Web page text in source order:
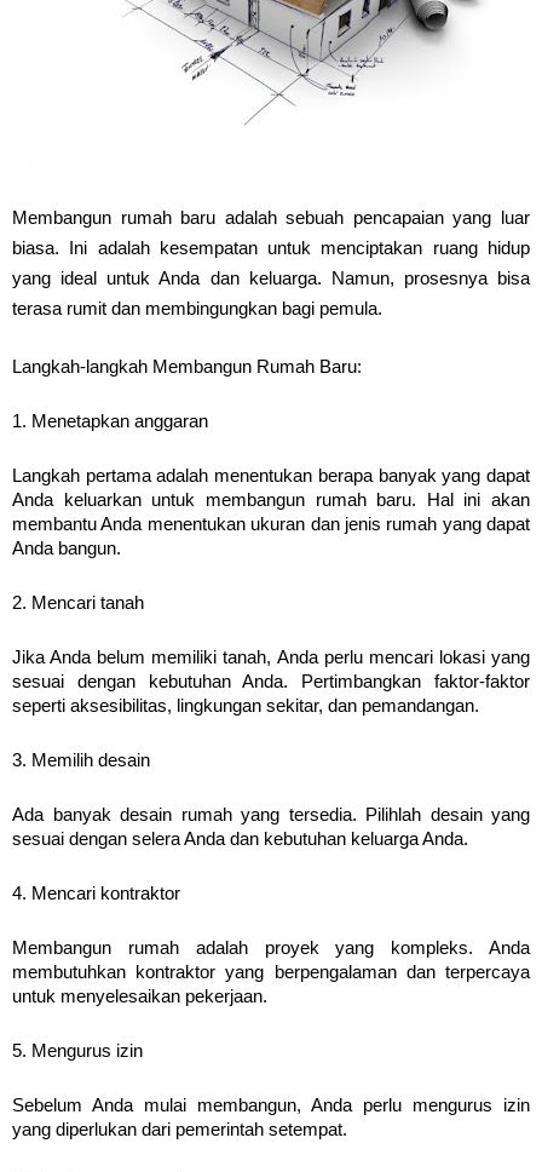
Membangun rumah baru adalah sebuah pencapaian yang luar
biasa. Ini adalah kesempatan untuk menciptakan ruang hidup
yang ideal untuk Anda dan keluarga. Namun, prosesnya bisa
terasa rumit dan membingungkan bagi pemula.
Langkah-langkah Membangun Rumah Baru:
1. Menetapkan anggaran
Langkah pertama adalah menentukan berapa banyak yang dapat
Anda keluarkan untuk membangun rumah baru. Hal ini akan
membantu Anda menentukan ukuran dan jenis rumah yang dapat
Anda bangun.
2. Mencari tanah
Jika Anda belum memiliki tanah, Anda perlu mencari lokasi yang
sesuai dengan kebutuhan Anda. Pertimbangkan faktor-faktor
seperti aksesibilitas, lingkungan sekitar, dan pemandangan.
3. Memilih desain
Ada banyak desain rumah yang tersedia. Pilihlah desain yang
sesuai dengan selera Anda dan kebutuhan keluarga Anda.
4. Mencari kontraktor
Membangun rumah adalah proyek yang kompleks. Anda
membutuhkan kontraktor yang berpengalaman dan terpercaya
untuk menyelesaikan pekerjaan.
5. Mengurus izin
Sebelum Anda mulai membangun, Anda perlu mengurus izin
yang diperlukan dari pemerintah setempat.